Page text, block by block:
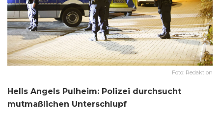
Foto: Redaktion
Hells Angels Pulheim: Polizei durchsucht
mutmaßlichen Unterschlupf